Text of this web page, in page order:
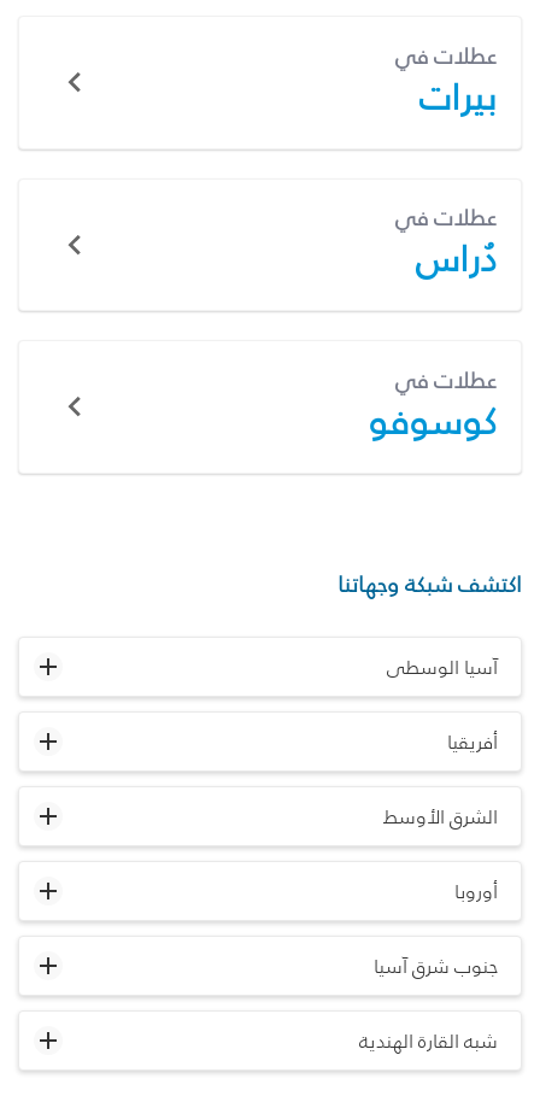
عطلات في
بيرات
عطلات في
دُراس
عطلات في
كوسوفو
اكتشف شبكة وجهاتنا
آسيا الوسطى
أفريقيا
الشرق الأوسط
أوروبا
جنوب شرق آسيا
شبه القارة الهندية